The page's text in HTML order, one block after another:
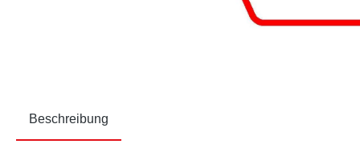
Beschreibung